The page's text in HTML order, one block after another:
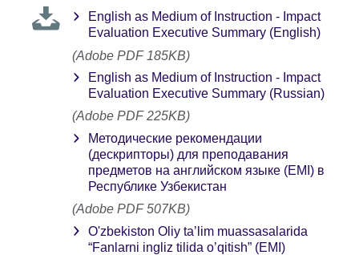
English as Medium of Instruction - Impact
Evaluation Executive Summary (English)
(Adobe PDF 185KB)
English as Medium of Instruction - Impact
Evaluation Executive Summary (Russian)
(Adobe PDF 225KB)
Методические рекомендации
(дескрипторы) для преподавания
предметов на английском языке (EMI) в
Республике Узбекистан
(Adobe PDF 507KB)
O'zbekiston Oliy taʼlim muassasalarida
“Fanlarni ingliz tilida o’qitish” (EMI)